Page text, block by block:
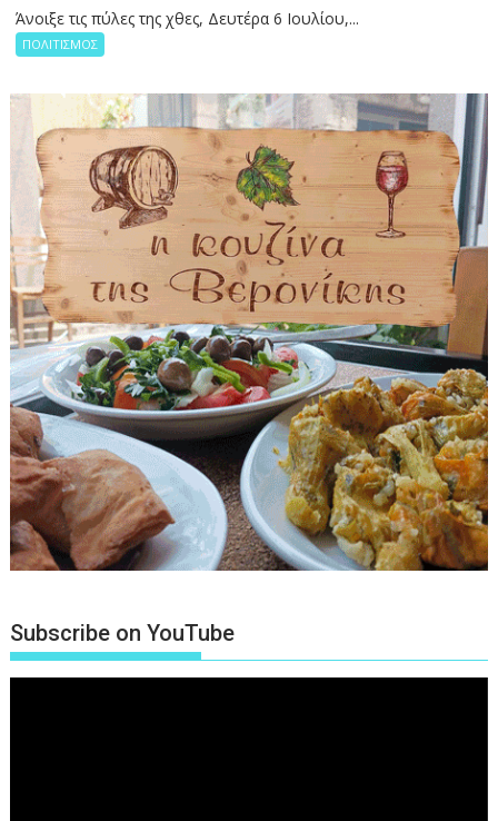
Άνοιξε τις πύλες της χθες, Δευτέρα 6 Ιουλίου,...
ΠΟΛΙΤΙΣΜΟΣ
Subscribe on YouTube